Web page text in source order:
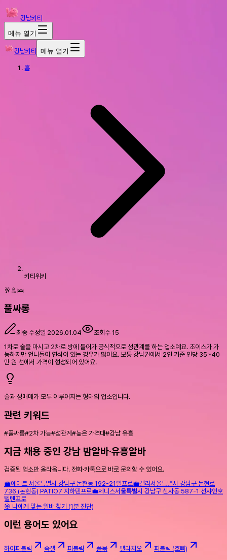
강남키티
메뉴 열기
강남키티 메뉴 열기
홈
키티위키
🥂🚿🛌
풀싸롱
최종 수정일 2026.01.04 조회수 15
1차로 술을 마시고 2차로 방에 들어가 공식적으로 성관계를 하는 업소예요. 초이스가 가
능하지만 언니들이 연식이 있는 경우가 많아요. 보통 강남권에서 2인 기준 인당 35~40
만 원 선에서 가격이 형성되어 있어요.
술과 성매매가 모두 이루어지는 형태의 업소입니다.
관련 키워드
#풀싸롱#2차 가능#성관계#높은 가격대#강남 유흥
지금 채용 중인 강남 밤알바·유흥알바
검증된 업소만 올라옵니다. 전화·카톡으로 바로 문의할 수 있어요.
💼에테르 서울특별시 강남구 논현동 192-21 일프로💼켈리 서울특별시 강남구 논현로
736 (논현동) PATIO7 지하텐프로💼제니스서울특별시 강남구 신사동 587-1 선샤인호
텔텐프로
🎯 나에게 맞는 알바 찾기 (1분 진단)
이런 용어도 있어요
하이퍼블릭 속젤 퍼블릭 풀묶 펠라치오 퍼블릭 (호빠)